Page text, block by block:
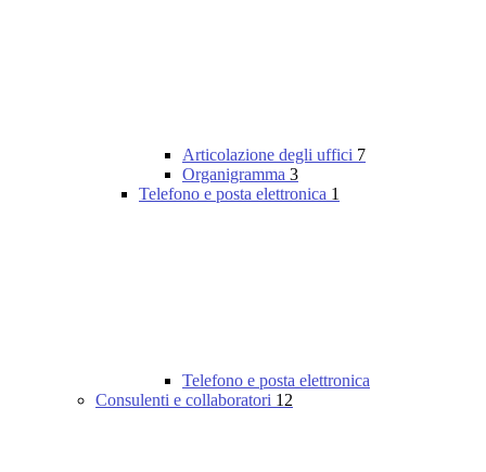
Articolazione degli uffici 7
Organigramma 3
Telefono e posta elettronica 1
Telefono e posta elettronica
Consulenti e collaboratori 12